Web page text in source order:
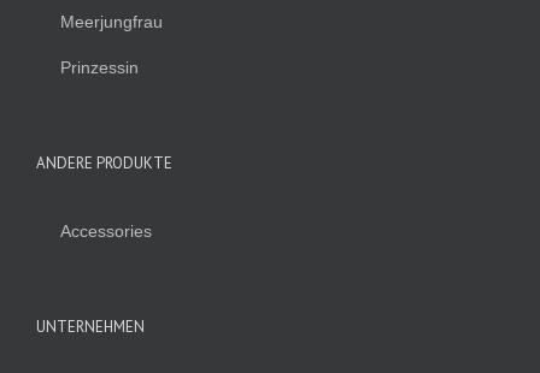
Meerjungfrau
Prinzessin
ANDERE PRODUKTE
Accessories
UNTERNEHMEN